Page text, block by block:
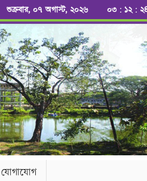
শুক্রবার, ০৭ অগাস্ট, ২০২৬ ০৩ : ১২ :
যোগাযোগ